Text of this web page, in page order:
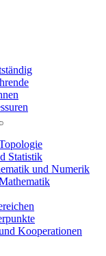
Statistik
und Numerik
Kooperationen